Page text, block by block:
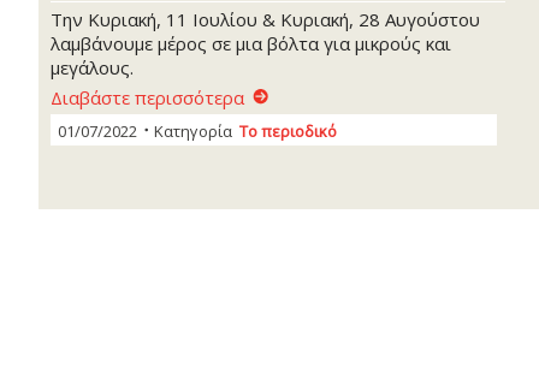
Την Κυριακή, 11 Ιουλίου & Κυριακή, 28 Αυγούστου
λαμβάνουμε μέρος σε μια βόλτα για μικρούς και
μεγάλους.
Διαβάστε περισσότερα
01/07/2022 Κατηγορία Το περιοδικό